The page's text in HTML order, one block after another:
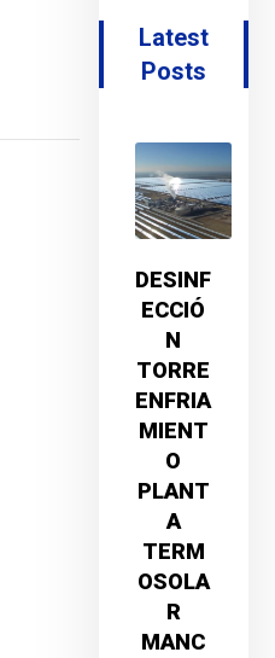
Latest
Posts
DESINF
ECCIÓ
N
TORRE
ENFRIA
MIENT
O
PLANT
A
TERM
OSOLA
R
MANC